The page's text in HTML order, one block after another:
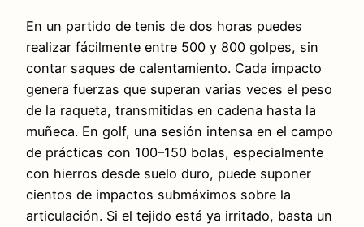
En un partido de tenis de dos horas puedes
realizar fácilmente entre 500 y 800 golpes, sin
contar saques de calentamiento. Cada impacto
genera fuerzas que superan varias veces el peso
de la raqueta, transmitidas en cadena hasta la
muñeca. En golf, una sesión intensa en el campo
de prácticas con 100–150 bolas, especialmente
con hierros desde suelo duro, puede suponer
cientos de impactos submáximos sobre la
articulación. Si el tejido está ya irritado, basta un